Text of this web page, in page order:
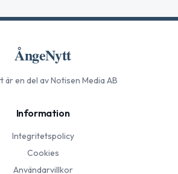
ÅngeNytt
är en del av Notisen Media AB
Information
Integritetspolicy
Cookies
Användarvillkor